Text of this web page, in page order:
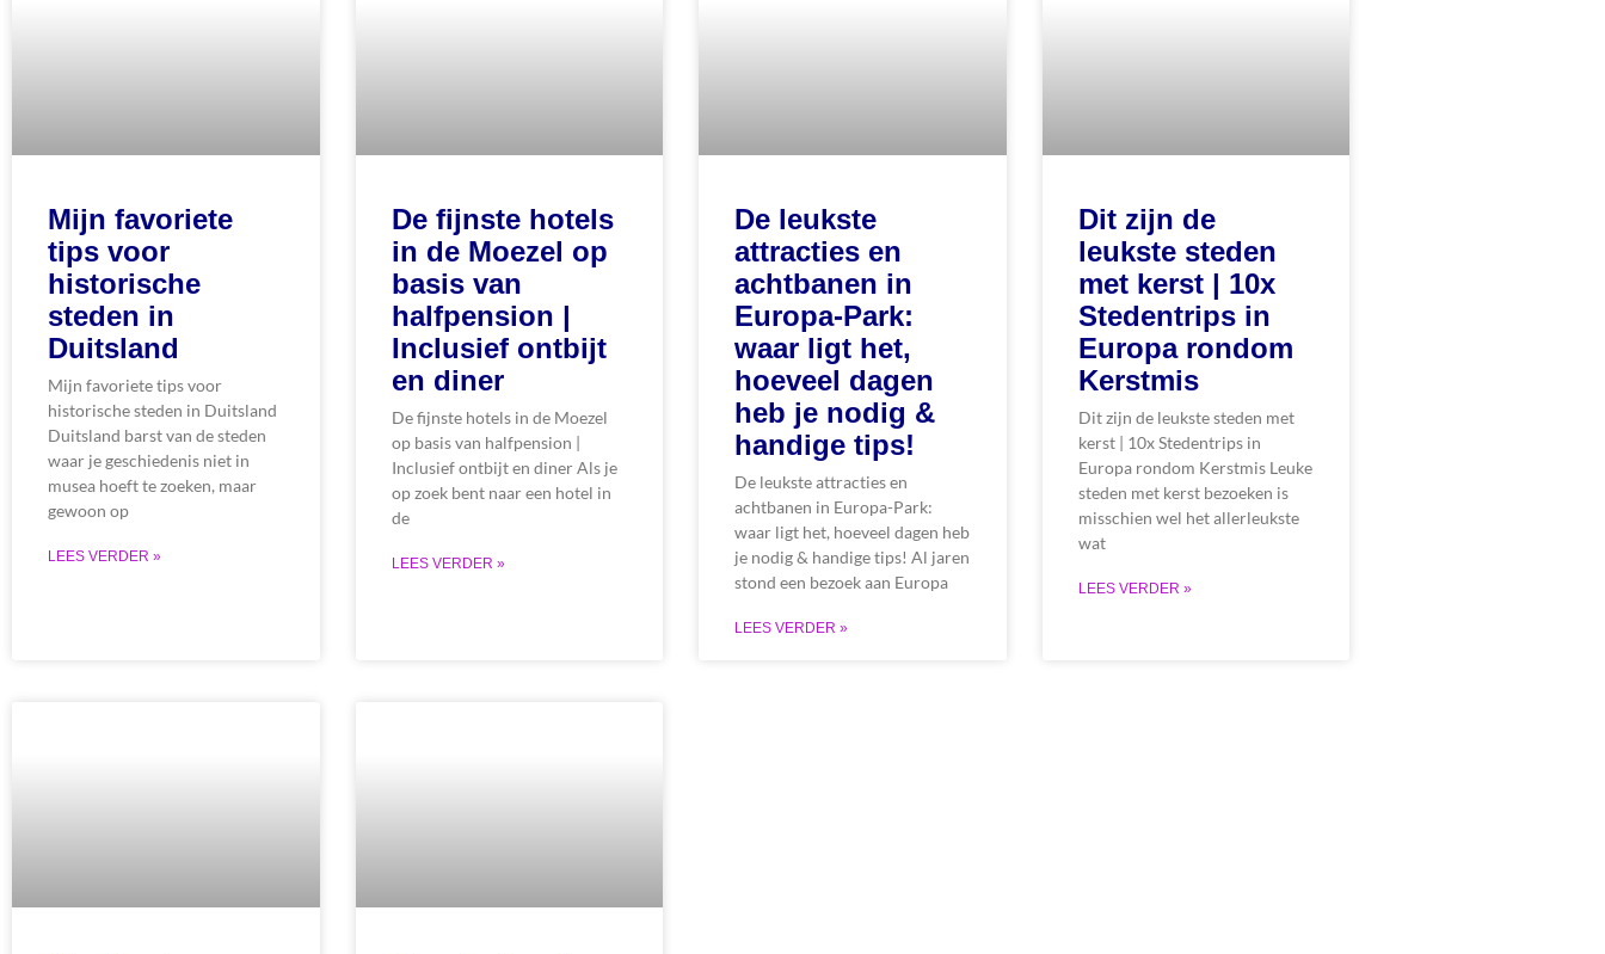
Mijn favoriete
tips voor
historische
steden in
Duitsland
Mijn favoriete tips voor
historische steden in Duitsland
Duitsland barst van de steden
waar je geschiedenis niet in
musea hoeft te zoeken, maar
gewoon op
LEES VERDER »
De fijnste hotels
in de Moezel op
basis van
halfpension |
Inclusief ontbijt
en diner
De fijnste hotels in de Moezel
op basis van halfpension |
Inclusief ontbijt en diner Als je
op zoek bent naar een hotel in
de
LEES VERDER »
De leukste
attracties en
achtbanen in
Europa-Park:
waar ligt het,
hoeveel dagen
heb je nodig &
handige tips!
De leukste attracties en
achtbanen in Europa-Park:
waar ligt het, hoeveel dagen heb
je nodig & handige tips! Al jaren
stond een bezoek aan Europa
LEES VERDER »
Dit zijn de
leukste steden
met kerst | 10x
Stedentrips in
Europa rondom
Kerstmis
Dit zijn de leukste steden met
kerst | 10x Stedentrips in
Europa rondom Kerstmis Leuke
steden met kerst bezoeken is
misschien wel het allerleukste
wat
LEES VERDER »